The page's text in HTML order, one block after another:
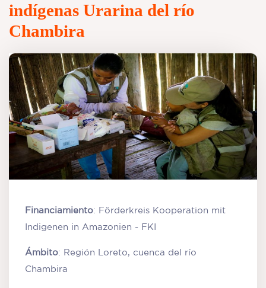
indígenas Urarina del río
Chambira
Financiamiento: Förderkreis Kooperation mit
Indigenen in Amazonien - FKI
Ámbito: Región Loreto, cuenca del río
Chambira